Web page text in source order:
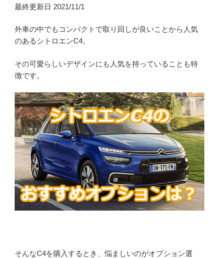
最終更新日 2021/11/1
外車の中でもコンパクトで取り回しが良いことから人気
のあるシトロエンC4。
その可愛らしいデザインにも人気を持っていることも特
徴です。
そんなC4を購入するとき、悩ましいのがオプション選